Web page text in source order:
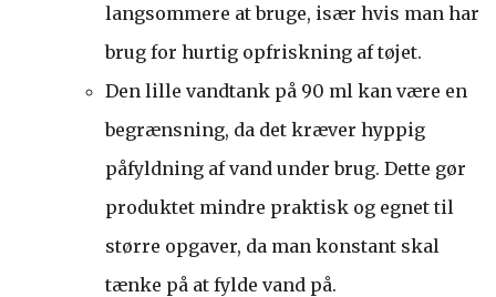
langsommere at bruge, især hvis man har
brug for hurtig opfriskning af tøjet.
Den lille vandtank på 90 ml kan være en
begrænsning, da det kræver hyppig
påfyldning af vand under brug. Dette gør
produktet mindre praktisk og egnet til
større opgaver, da man konstant skal
tænke på at fylde vand på.